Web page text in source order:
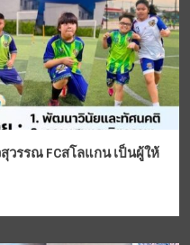
รรณ FCสโลแกน เป็นผู้ให้